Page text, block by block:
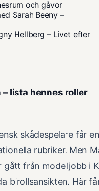
och gåvor
Sarah Beeny –
Hellberg – Livet efter
– lista hennes roller
skådespelare får
rubriker. Men
gått från modelljobb i
birollsansikten. Här